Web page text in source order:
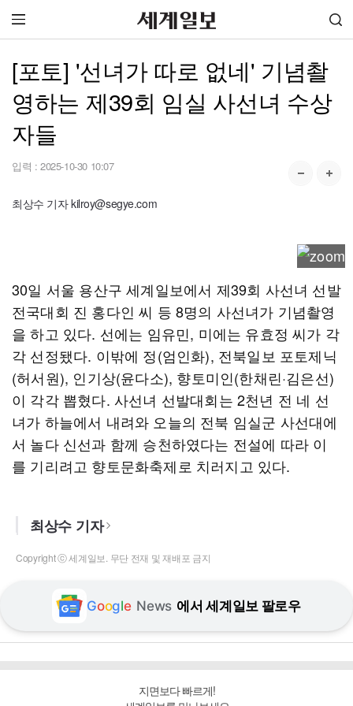
[포토] '선녀가 따로 없네' 기념촬
영하는 제39회 임실 사선녀 수상
자들
입력 : 2025-10-30 10:07
최상수 기자 kilroy@segye.com
30일 서울 용산구 세계일보에서 제39회 사선녀 선발
전국대회 진 홍다인 씨 등 8명의 사선녀가 기념촬영
을 하고 있다. 선에는 임유민, 미에는 유효정 씨가 각
각 선정됐다. 이밖에 정(엄인화), 전북일보 포토제닉
(허서원), 인기상(윤다소), 향토미인(한채린·김은선)
이 각각 뽑혔다. 사선녀 선발대회는 2천년 전 네 선
녀가 하늘에서 내려와 오늘의 전북 임실군 사선대에
서 놀다 신선과 함께 승천하였다는 전설에 따라 이
를 기리려고 향토문화축제로 치러지고 있다.
최상수 기자
Copyright ⓒ 세계일보. 무단 전재 및 재배포 금지
Google News 에서 세계일보 팔로우
지면보다 빠르게!